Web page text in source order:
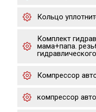
Кольцо
Комплект
мама+папа.
Компрессор
компрессор